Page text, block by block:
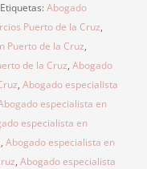
Etiquetas: Abogado
Puerto de la Cruz,
Puerto de la Cruz,
de la Cruz, Abogado
, Abogado especialista
especialista en
especialista en
, Abogado especialista en
, Abogado especialista